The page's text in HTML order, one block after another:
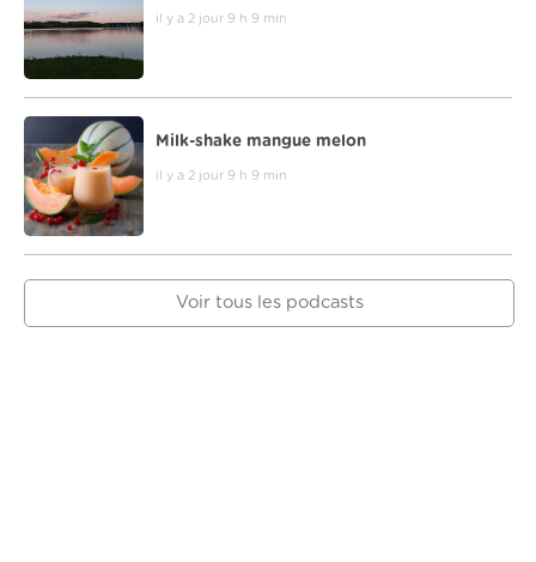
il y a 2 jour 9 h 9 min
Milk-shake mangue melon
il y a 2 jour 9 h 9 min
Voir tous les podcasts